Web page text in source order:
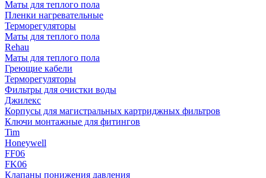
Маты для теплого пола
Пленки нагревательные
Терморегуляторы
Маты для теплого пола
Rehau
Маты для теплого пола
Греющие кабели
Терморегуляторы
Фильтры для очистки воды
Джилекс
Корпусы для магистральных картриджных фильтров
Ключи монтажные для фитингов
Tim
Honeywell
FF06
FK06
Клапаны понижения давления